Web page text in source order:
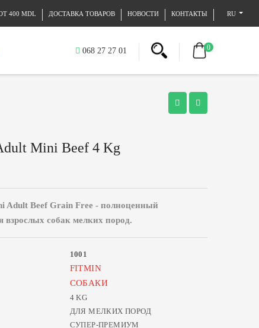
400 MDL ДОСТАВКА ТОВАРОВ НОВОСТИ КОНТАКТЫ RU
068 27 27 01 0
Mini Beef 4 Kg
Adult Beef Grain Free - полноценный
взрослых собак мелких пород.
1001
FITMIN
СОБАКИ
4 KG
ДЛЯ МЕЛКИХ ПОРОД
СУПЕР-ПРЕМИУМ